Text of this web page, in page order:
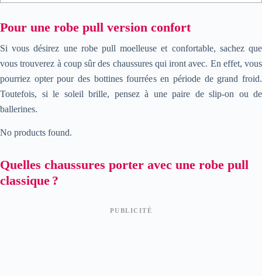
Pour une robe pull version confort
Si vous désirez une robe pull moelleuse et confortable, sachez que
vous trouverez à coup sûr des chaussures qui iront avec. En effet, vous
pourriez opter pour des bottines fourrées en période de grand froid.
Toutefois, si le soleil brille, pensez à une paire de slip-on ou de
ballerines.
No products found.
Quelles chaussures porter avec une robe pull
classique ?
PUBLICITÉ